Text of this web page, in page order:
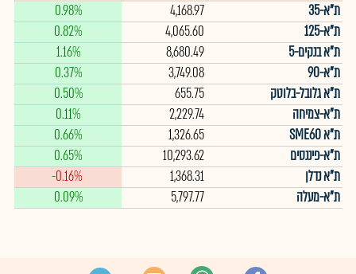
ת"א-35
4,168.97
0.98%
ת"א-125
4,065.60
0.82%
ת"א בנקים-5
8,680.49
1.16%
ת"א-90
3,749.08
0.37%
ת"א גלובל-בלוטק
655.75
0.50%
ת"א-צמיחה
2,229.74
0.11%
ת"א SME60
1,326.65
0.66%
ת"א-פיננסים
10,293.62
0.65%
ת"א נדלן
1,368.31
-0.16%
ת"א-מעלה
5,797.77
0.09%